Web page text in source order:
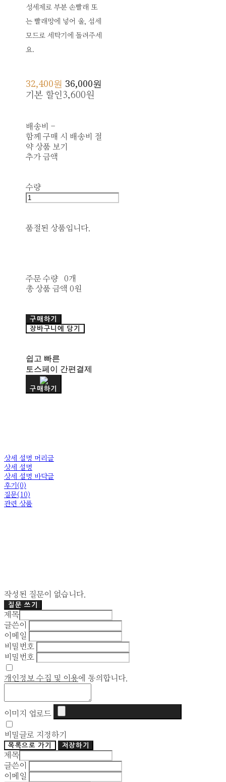
성세제로 부분 손빨래 또
는 빨래망에 넣어 울, 섬세
모드로 세탁기에 돌려주세
요.
32,400원 36,000원
기본 할인3,600원
배송비 -
함께 구매 시 배송비 절
약 상품 보기
추가 금액
수량
품절된 상품입니다.
주문 수량
0개
총 상품 금액 0원
구매하기
장바구니에 담기
쉽고 빠른
토스페이 간편결제
구매하기
상세 설명 머리글
상세 설명
상세 설명 바닥글
후기(0)
질문(10)
관련 상품
작성된 질문이 없습니다.
질문 쓰기
제목
글쓴이
이메일
비밀번호
비밀번호
개인정보 수집 및 이용에 동의합니다.
이미지 업로드
비밀글로 지정하기
목록으로 가기 저장하기
제목
글쓴이
이메일